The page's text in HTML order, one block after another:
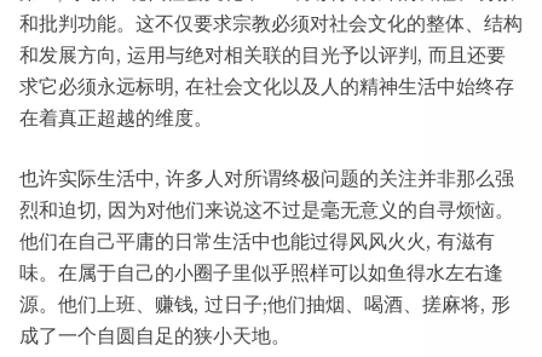
和批判功能。这不仅要求宗教必须对社会文化的整体、结构
和发展方向, 运用与绝对相关联的目光予以评判, 而且还要
求它必须永远标明, 在社会文化以及人的精神生活中始终存
在着真正超越的维度。
也许实际生活中, 许多人对所谓终极问题的关注并非那么强
烈和迫切, 因为对他们来说这不过是毫无意义的自寻烦恼。
他们在自己平庸的日常生活中也能过得风风火火, 有滋有
味。在属于自己的小圈子里似乎照样可以如鱼得水左右逢
源。他们上班、赚钱, 过日子;他们抽烟、喝酒、搓麻将, 形
成了一个自圆自足的狭小天地。